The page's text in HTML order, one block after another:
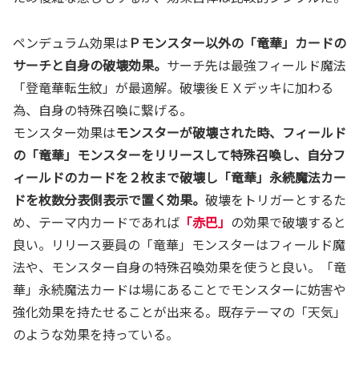
ペンデュラム効果は Ｐモンスター以外の「竜華」カードの
サーチと自身の破壊効果。 サーチ先は最強フィールド魔法
「登竜華転生紋」が最適解。破壊後ＥＸデッキに加わる
為、自身の特殊召喚に繋げる。
モンスター効果はモンスターが破壊された時、フィールド
の「竜華」モンスターをリリースして特殊召喚し、自分フ
ィールドのカードを２枚まで破壊し「竜華」永続魔法カー
ドを枚数分表側表示で置く効果。 破壊をトリガーとするた
め、テーマ内カードであれば 「赤巴」 の効果で破壊すると
良い。リリース要員の「竜華」モンスターはフィールド魔
法や、モンスター自身の特殊召喚効果を使うと良い。「竜
華」永続魔法カードは場にあることでモンスターに妨害や
強化効果を持たせることが出来る。既存テーマの「天気」
のような効果を持っている。